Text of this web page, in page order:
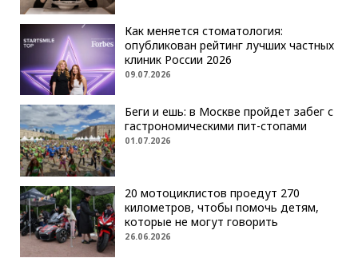
Как меняется стоматология:
опубликован рейтинг лучших частных
клиник России 2026
09.07.2026
Беги и ешь: в Москве пройдет забег с
гастрономическими пит-стопами
01.07.2026
20 мотоциклистов проедут 270
километров, чтобы помочь детям,
которые не могут говорить
26.06.2026